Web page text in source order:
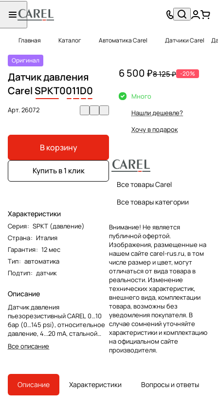
Главная Каталог Автоматика Carel Датчики Carel
Оригинал
Датчик давления
Carel SPKT0011D0
Арт.26072
В корзину
Купить в 1 клик
Характеристики
Серия: SPKT (давление)
Страна: Италия
Гарантия: 12 мес
Тип: автоматика
Подтип: датчик
Описание
Датчик давления
пьезорезистивный CAREL 0…10
бар (0…145 psi), относительное
давление, 4...20 mA, стальной
фитинг, 7/16”-20 UNF, внутренняя
резьба, разъем PACKARD
Все описание
6 500 ₽8 125 ₽ -20%
Много
Нашли дешевле?
Хочу в подарок
Все товары Carel
Все товары категории
Внимание! Не является
публичной офертой.
Изображения, размещенные на
нашем сайте carel-rus.ru, в том
числе размер и цвет, могут
отличаться от вида товара в
реальности. Изменение
технических характеристик,
внешнего вида, комплектации
товара, возможны без
уведомления покупателя. В
случае сомнений уточняйте
характеристики и комплектацию
на официальном сайте
производителя.
Описание Характеристики Вопросы и ответы